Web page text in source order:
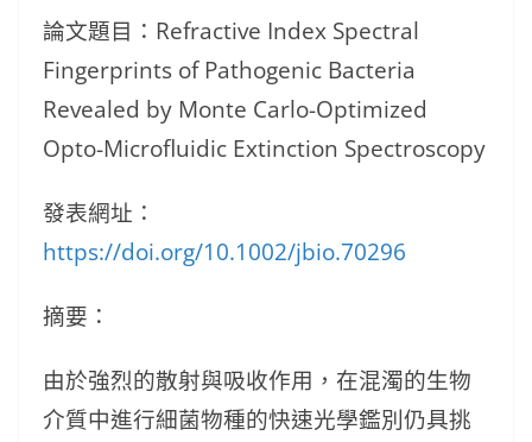
論文題目：Refractive Index Spectral
Fingerprints of Pathogenic Bacteria
Revealed by Monte Carlo-Optimized
Opto-Microfluidic Extinction Spectroscopy
發表網址：
https://doi.org/10.1002/jbio.70296
摘要：
由於強烈的散射與吸收作用，在混濁的生物
介質中進行細菌物種的快速光學鑑別仍具挑